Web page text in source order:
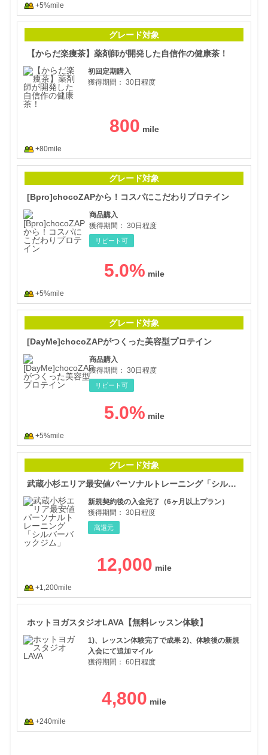
+5%mile
グレード対象
【からだ楽痩茶】薬剤師が開発した自信作の健康茶！
初回定期購入
獲得期間： 30日程度
800
+80mile
グレード対象
[Bpro]chocoZAPから！コスパにこだわりプロテイン
商品購入
獲得期間： 30日程度
リピート可
5.0%
+5%mile
グレード対象
[DayMe]chocoZAPがつくった美容型プロテイン
商品購入
獲得期間： 30日程度
リピート可
5.0%
+5%mile
グレード対象
武蔵小杉エリア最安値パーソナルトレーニング「シルバーバックジム」
新規契約後の入金完了（6ヶ月以上プラン）
獲得期間： 30日程度
高還元
12,000
+1,200mile
ホットヨガスタジオLAVA【無料レッスン体験】
1)、レッスン体験完了で成果 2)、体験後の新規
入会にて追加マイル
獲得期間： 60日程度
4,800
+240mile